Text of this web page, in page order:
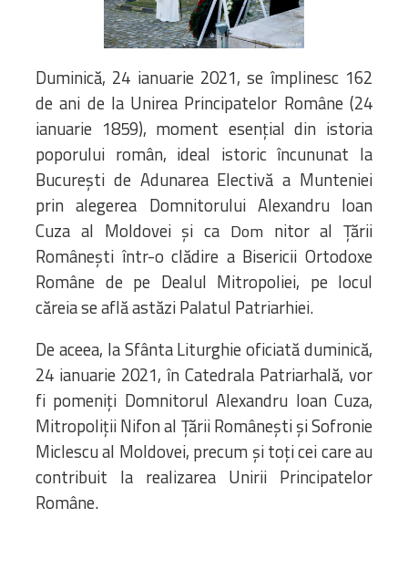
La Parola del Vescovo
Lectura Lunii
Prezentarea
Parohiilor
CONTATTI
Duminică, 24 ianuarie 2021, se împlinesc 162
de ani de la Unirea Principatelor Române (24
ianuarie 1859), moment esențial din istoria
poporului român, ideal istoric încununat la
Bucureşti de Adunarea Electivă a Munteniei
prin alegerea Domnitorului Alexandru Ioan
Cuza al Moldovei și ca Dom nitor al Ţării
Românești într-o clădire a Bisericii Ortodoxe
Române de pe Dealul Mitropoliei, pe locul
căreia se află astăzi Palatul Patriarhiei.
De aceea, la Sfânta Liturghie oficiată duminică,
24 ianuarie 2021, în Catedrala Patriarhală, vor
fi pomeniţi Domnitorul Alexandru Ioan Cuza,
Mitropoliţii Nifon al Ţării Româneşti şi Sofronie
Miclescu al Moldovei, precum şi toţi cei care au
contribuit la realizarea Unirii Principatelor
Române.